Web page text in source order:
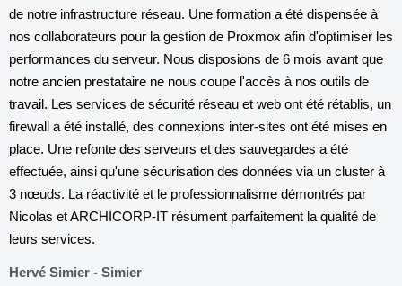
de notre infrastructure réseau. Une formation a été dispensée à
nos collaborateurs pour la gestion de Proxmox afin d'optimiser les
performances du serveur. Nous disposions de 6 mois avant que
notre ancien prestataire ne nous coupe l'accès à nos outils de
travail. Les services de sécurité réseau et web ont été rétablis, un
firewall a été installé, des connexions inter-sites ont été mises en
place. Une refonte des serveurs et des sauvegardes a été
effectuée, ainsi qu'une sécurisation des données via un cluster à
3 nœuds. La réactivité et le professionnalisme démontrés par
Nicolas et ARCHICORP-IT résument parfaitement la qualité de
leurs services.
Hervé Simier - Simier